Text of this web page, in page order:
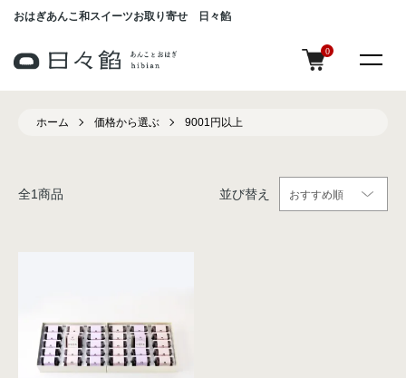
おはぎあんこ和スイーツお取り寄せ 日々餡
0
ホーム 価格から選ぶ 9001円以上
全1商品 並び替え